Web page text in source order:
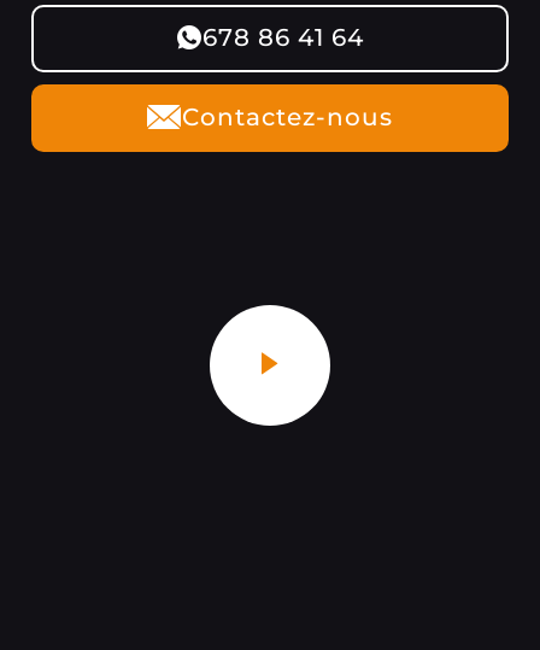
678 86 41 64
Contactez-nous